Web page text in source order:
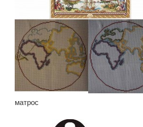
матрос